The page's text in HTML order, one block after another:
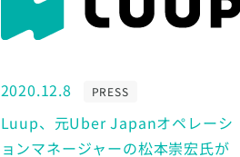
2020.12.8 PRESS
Luup、元Uber Japanオペレーシ
ョンマネージャーの松本崇宏氏が